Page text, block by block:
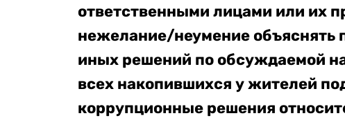
ответственными лицами или их
нежелание/неумение объяснять
иных решений по обсуждаемой
всех накопившихся у жителей
коррупционные решения